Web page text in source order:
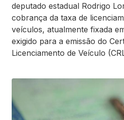
deputado estadual Rodrigo
cobrança da taxa de
veículos, atualmente fixada
exigido para a emissão do
Licenciamento de Veículo